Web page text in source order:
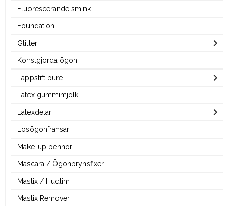
Fluorescerande smink
Foundation
Glitter
Konstgjorda ögon
Läppstift pure
Latex gummimjölk
Latexdelar
Lösögonfransar
Make-up pennor
Mascara / Ögonbrynsfixer
Mastix / Hudlim
Mastix Remover